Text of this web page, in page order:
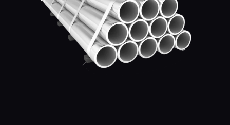
КОНТАКТЫ
СПЕЦПРЕДЛОЖЕНИЕ